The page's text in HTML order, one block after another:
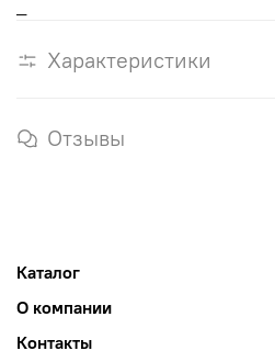
Характеристики
Отзывы
Каталог
О компании
Контакты